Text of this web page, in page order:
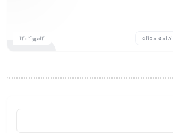
ادامه مقاله 14مهر1404